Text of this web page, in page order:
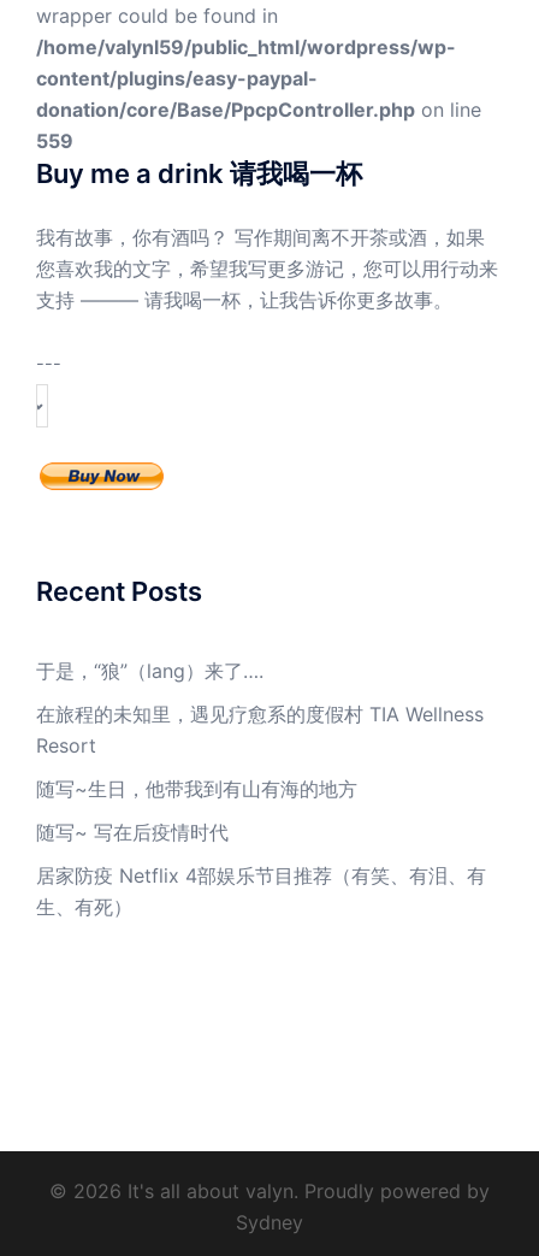
wrapper could be found in
/home/valynl59/public_html/wordpress/wp-
content/plugins/easy-paypal-
donation/core/Base/PpcpController.php on line
559
Buy me a drink 请我喝一杯
我有故事，你有酒吗？ 写作期间离不开茶或酒，如果
您喜欢我的文字，希望我写更多游记，您可以用行动来
支持 ——— 请我喝一杯，让我告诉你更多故事。
---
Recent Posts
于是，“狼”（lang）来了….
在旅程的未知里，遇见疗愈系的度假村 TIA Wellness
Resort
随写~生日，他带我到有山有海的地方
随写~ 写在后疫情时代
居家防疫 Netflix 4部娱乐节目推荐（有笑、有泪、有
生、有死）
© 2026 It's all about valyn. Proudly powered by
Sydney